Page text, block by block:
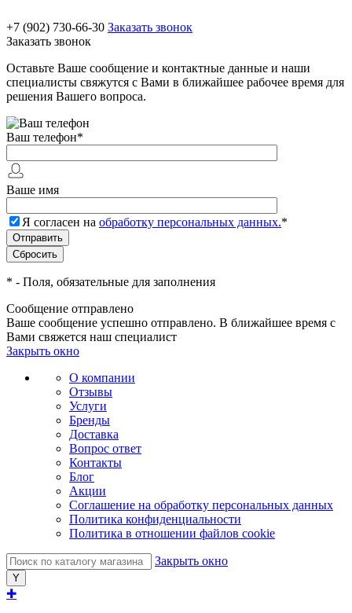
+7 (902) 730-66-30 Заказать звонок
Заказать звонок
Оставьте Ваше сообщение и контактные данные и наши
специалисты свяжутся с Вами в ближайшее рабочее время для
решения Вашего вопроса.
Ваш телефон*
Ваше имя
Я согласен на обработку персональных данных.*
* - Поля, обязательные для заполнения
Сообщение отправлено
Ваше сообщение успешно отправлено. В ближайшее время с
Вами свяжется наш специалист
Закрыть окно
О компании
Отзывы
Услуги
Бренды
Доставка
Вопрос ответ
Контакты
Блог
Акции
Соглашение на обработку персональных данных
Политика конфиденциальности
Политика в отношении файлов cookie
Закрыть окно
✚